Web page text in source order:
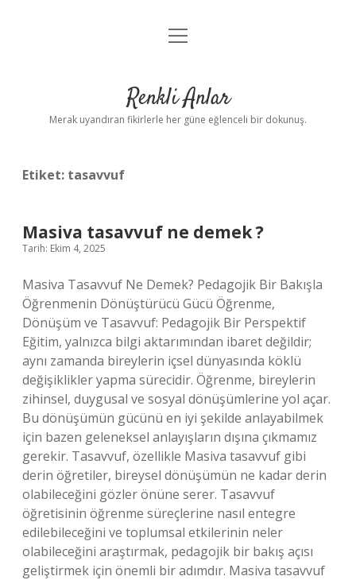
Anasayfa
Yasal Uyarı
menüyü
Renkli Anlar
Merak uyandıran fikirlerle her güne eğlenceli bir dokunuş.
Etiket: tasavvuf
Masiva tasavvuf ne demek ?
Tarih: Ekim 4, 2025
Masiva Tasavvuf Ne Demek? Pedagojik Bir Bakışla
Öğrenmenin Dönüştürücü Gücü Öğrenme,
Dönüşüm ve Tasavvuf: Pedagojik Bir Perspektif
Eğitim, yalnızca bilgi aktarımından ibaret değildir;
aynı zamanda bireylerin içsel dünyasında köklü
değişiklikler yapma sürecidir. Öğrenme, bireylerin
zihinsel, duygusal ve sosyal dönüşümlerine yol açar.
Bu dönüşümün gücünü en iyi şekilde anlayabilmek
için bazen geleneksel anlayışların dışına çıkmamız
gerekir. Tasavvuf, özellikle Masiva tasavvuf gibi
derin öğretiler, bireysel dönüşümün ne kadar derin
olabileceğini gözler önüne serer. Tasavvuf
öğretisinin öğrenme süreçlerine nasıl entegre
edilebileceğini ve toplumsal etkilerinin neler
olabileceğini araştırmak, pedagojik bir bakış açısı
geliştirmek için önemli bir adımdır. Masiva tasavvuf